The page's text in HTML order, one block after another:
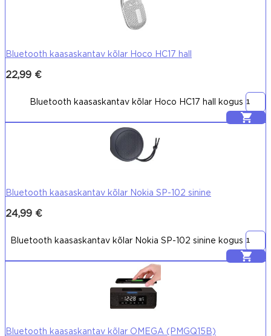
Bluetooth kaasaskantav kõlar Hoco HC17 hall
22,99 €
Bluetooth kaasaskantav kõlar Hoco HC17 hall kogus
Lisa korvi
Bluetooth kaasaskantav kõlar Nokia SP-102 sinine
24,99 €
Bluetooth kaasaskantav kõlar Nokia SP-102 sinine kogus
Lisa korvi
Bluetooth kaasaskantav kõlar OMEGA (PMGQ15B)